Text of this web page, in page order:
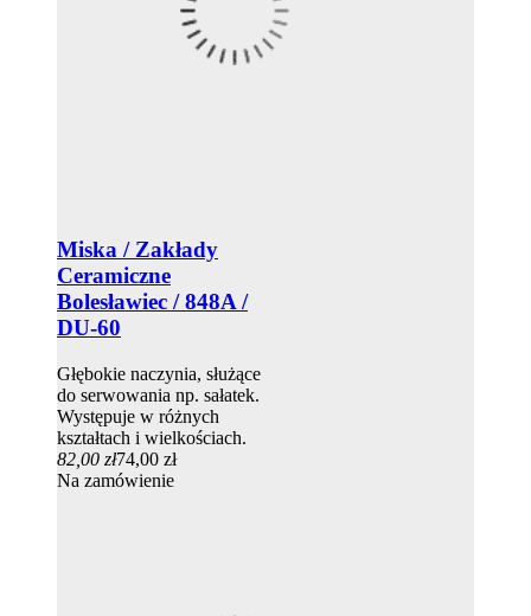
Miska / Zakłady
Ceramiczne
Bolesławiec / 848A /
DU-60
Głębokie naczynia, służące
do serwowania np. sałatek.
Występuje w różnych
kształtach i wielkościach.
82,00 zł74,00 zł
Na zamówienie